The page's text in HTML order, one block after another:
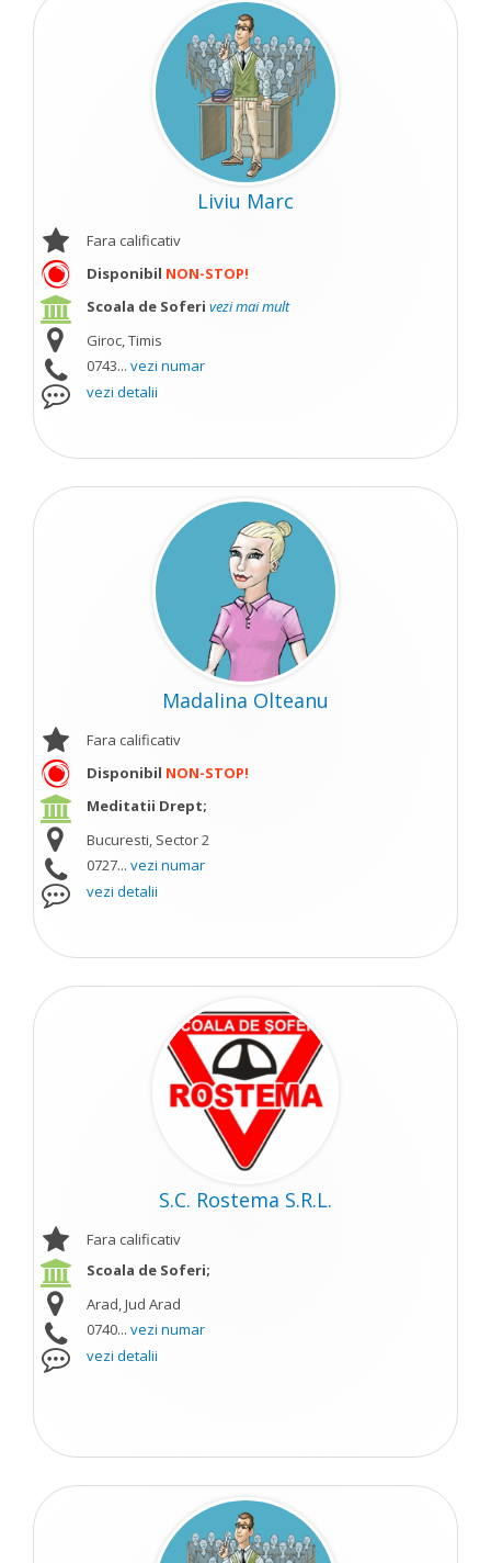
Liviu Marc
Fara calificativ
Disponibil NON-STOP!
Scoala de Soferi vezi mai mult
Giroc, Timis
0743... vezi numar
vezi detalii
Madalina Olteanu
Fara calificativ
Disponibil NON-STOP!
Meditatii Drept;
Bucuresti, Sector 2
0727... vezi numar
vezi detalii
S.C. Rostema S.R.L.
Fara calificativ
Scoala de Soferi;
Arad, Jud Arad
0740... vezi numar
vezi detalii